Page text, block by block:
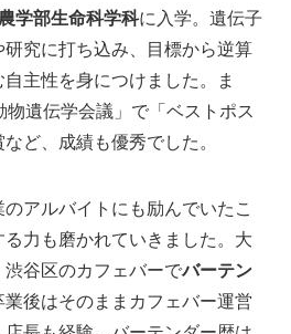
学部生命科学科に入学。遺伝子
究に打ち込み、目標から逆算
主性を身につけました。ま
物遺伝学会議」で「ベストポス
ど、成績も優秀でした 。
アルバイトにも励んでいたこ
力も磨かれていきました。大
谷区のカフェバーでバーテン
業後はそのままカフェバー運営